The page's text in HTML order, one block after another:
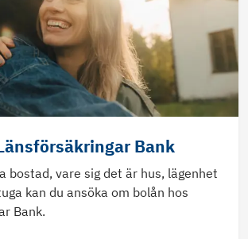
Bank
bostad, vare sig det är hus, lägenhet
kan du ansöka om bolån hos
Bank.